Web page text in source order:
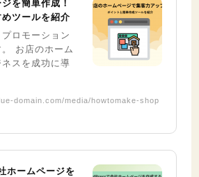
を簡単作成！
ツールを紹介
ロモーション
お店のホーム
スを成功に導
domain.com/media/howtomake-shop
ホームページを